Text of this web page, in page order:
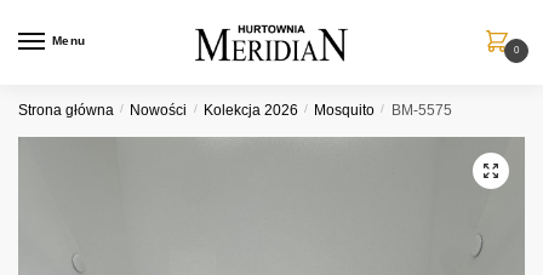
Menu
0
Strona główna / Nowości / Kolekcja 2026 / Mosquito / BM-5575